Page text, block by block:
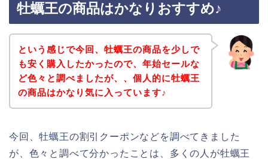
牡蠣王の商品はかなりおすすめ♪
という感じで今回、牡蠣王の商品を少しで
も安く購入したかったので、年始セールな
ど色々と調べましたが、、個人的に牡蠣王
の商品はかなり気に入っています♪
今回、牡蠣王の割引クーポンなどを調べてきました
が、色々と調べて分かったことは、多くの人が牡蠣王